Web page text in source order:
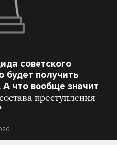
советского
будет получить
что вообще значит
преступления